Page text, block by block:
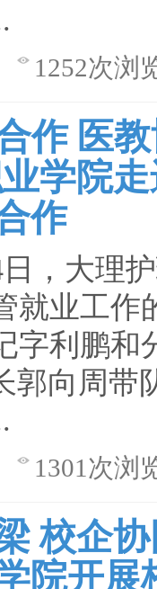
1252次浏
作 医
学院
作
，大理
就业工作
字利鹏和
郭向周带
1301次浏
校企
院开展